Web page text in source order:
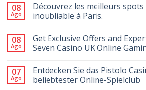
08
Ago
Découvrez les meilleurs
inoubliable à Paris.
08
Ago
Get Exclusive Offers and
Seven Casino UK Online
07
Ago
Entdecken Sie das Pistolo
beliebtester Online-Spielclub